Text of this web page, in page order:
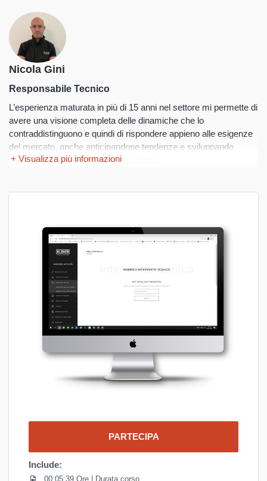
+ Visualizza più informazioni
Nicola Gini
Responsabile Tecnico
L’esperienza maturata in più di 15 anni nel settore mi permette di
avere una visione completa delle dinamiche che lo
contraddistinguono e quindi di rispondere appieno alle esigenze
del mercato, anche anticipandone tendenze e sviluppando
nuove modalità di concepire il prodotto.
obiettivo preservare punti cardine quali la sicurezza, l’affidabilità,
La mia idea di Ricerca e Sviluppo si estende quindi dalle
soluzioni per il miglioramento dell’iter produttivo, all’ideazione di
nuovi sistemi di funzionamento elettronico, sino alla
predisposizione di meccanismi per l’incremento di efficienza del
post-vendita.
Ne rappresentano esempi concreti, il Braciere Autopulente
G.A.S. e il Sistema Pellet Cruise Control, che hanno innovato la
funzionalità del prodotto, così come la piattaforma KLAB, o
ancora KLOVER ACADEMY, che ha completamente modificato
il modo di pensare alla formazione dei centri di assistenza
tecnica sul territorio.
competenza di domani, il nostro valore aggiunto.
Recensioni
Non ci sono commenti recenti
PARTECIPA
Include:
00:05:39 Ore | Durata corso